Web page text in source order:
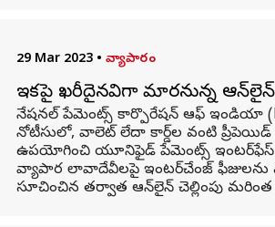
29 Mar 2023 • వ్యాపారం
ఇకపై ఖరీదైనవిగా మారనున్న ఆన్‌లైన్
నేషనల్ పేమెంట్స్ కార్పొరేషన్ ఆఫ్ ఇండియా
నోటీసులో, వాలెట్ లేదా కార్డ్‌ల వంటి ప్రీపెయిడ్
ఉపయోగించి యూనిఫైడ్ పేమెంట్స్ ఇంటర్‌ఫేస్
వ్యాపార లావాదేవీలపై ఇంటర్‌చేంజ్
సూచించిన తర్వాత ఆన్‌లైన్ చెల్లింపు మరింత